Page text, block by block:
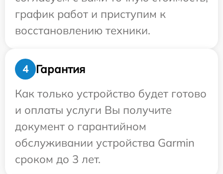
график работ и приступим к
восстановлению техники.
4
Гарантия
Как только устройство будет готово
и оплаты услуги Вы получите
документ о гарантийном
обслуживании устройства Garmin
сроком до 3 лет.